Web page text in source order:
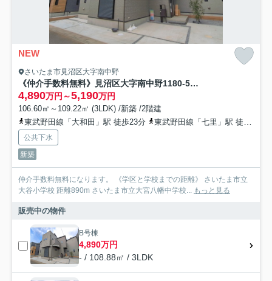
NEW
さいたま市見沼区大字南中野
《仲介手数料無料》見沼区大字南中野1180-5新築一戸建て
4,890万円～5,190万円
106.60㎡～109.22㎡ (3LDK) /新築 /2階建
東武野田線「大和田」駅 徒歩23分
東武野田線「七里」駅 徒歩33分
公共下水
新築
仲介手数料無料になります。 《学区と学校までの距離》 さいたま市立
大谷小学校 距離890m さいたま市立大宮八幡中学校... もっと見る
販売中の物件
B号棟
4,890万円
- / 108.88㎡ / 3LDK